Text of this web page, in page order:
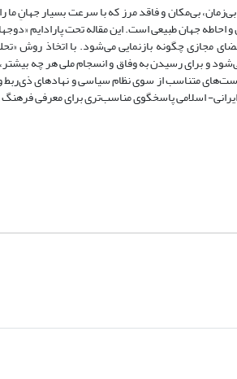
بی‌مکان و فاقد مرز که با سرعت بسیار جهانِ ما
احاطه جهان طبیعی است. این مقاله تحت پارادایم
مجازی چگونه بازنمایی می‌شود. با اتخاذ روش
و برای رسیدن به وفاق و انسجام ملی هر چه
متناسب از سوی نظام سیاسی و نهادهای ذی‌ربط
اسلامی پاسخگوی مناسب‌تری برای معرفی